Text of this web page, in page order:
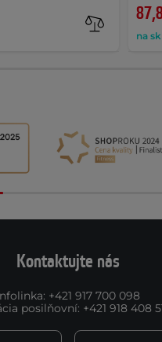
na
Kontaktujte nás
: +421 917 700 098
posilňovní: +421 918 408